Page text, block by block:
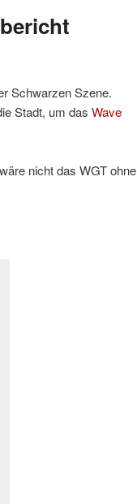
Schwarzen Szene.
Stadt, um das Wave
nicht das WGT ohne